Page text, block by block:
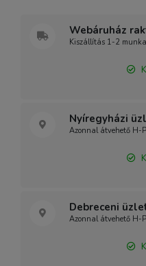
Webáruház
Kiszállítás 1-2
Nyíregyházi
Azonnal átvehető H-
Debreceni
Azonnal átvehető H-